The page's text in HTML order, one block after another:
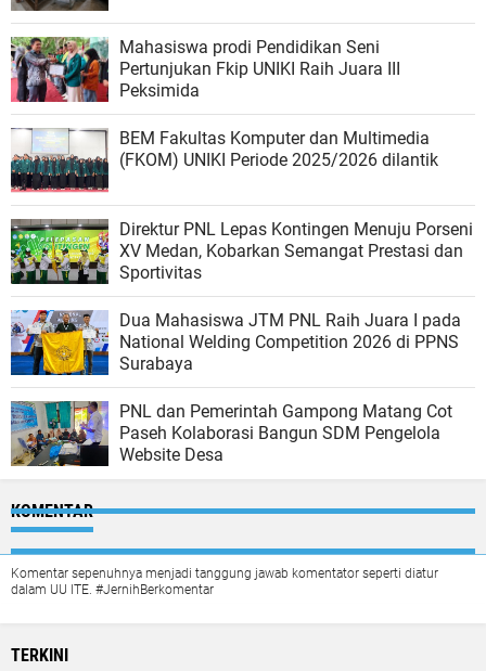
Mahasiswa prodi Pendidikan Seni
Pertunjukan Fkip UNIKI Raih Juara III
Peksimida
BEM Fakultas Komputer dan Multimedia
(FKOM) UNIKI Periode 2025/2026 dilantik
Direktur PNL Lepas Kontingen Menuju Porseni
XV Medan, Kobarkan Semangat Prestasi dan
Sportivitas
Dua Mahasiswa JTM PNL Raih Juara I pada
National Welding Competition 2026 di PPNS
Surabaya
PNL dan Pemerintah Gampong Matang Cot
Paseh Kolaborasi Bangun SDM Pengelola
Website Desa
KOMENTAR
Komentar sepenuhnya menjadi tanggung jawab komentator seperti diatur
dalam UU ITE. #JernihBerkomentar
TERKINI